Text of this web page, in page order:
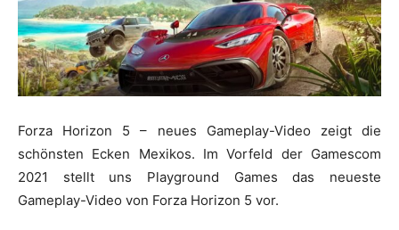
Forza Horizon 5 – neues Gameplay-Video zeigt die
schönsten Ecken Mexikos. Im Vorfeld der Gamescom
2021 stellt uns Playground Games das neueste
Gameplay-Video von Forza Horizon 5 vor.